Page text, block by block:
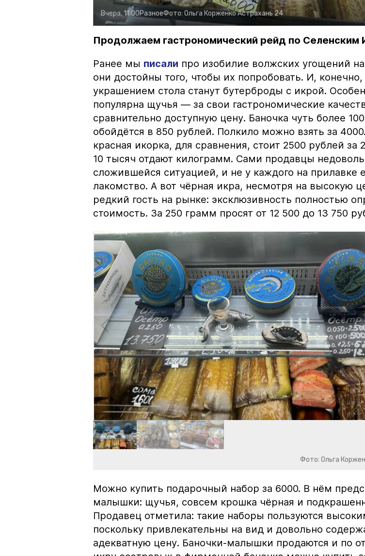
Вчера, 11:00РазноеФото: Ольга КорженкоАстрахань 24
Продолжаем гастрономический рейд по Селенским
Ранее мы писали про изобилие волжских угощений
они достойны того, чтобы их попробовать. И,
украшением стола станут бутерброды с икрой.
популярна щучья — за свои гастрономические
сравнительно доступную цену. Баночка чуть более
обойдётся в 850 рублей. Полкило можно взять за
красная икорка, для сравнения, стоит 2500 рублей за
10 тысяч отдают килограмм. Сами продавцы
сложившейся ситуацией, и не у каждого на прилавке
лакомство. А вот чёрная икра, несмотря на высокую
редкий гость на рынке: эксклюзивность полностью
стоимость. За 250 грамм просят от 12 500 до 13 750
Фото: Ольга
Можно купить подарочный набор за 6000. В нём
малышки: щучья, совсем крошка чёрная и
Продавец отметила: такие наборы пользуются
поскольку привлекательны на вид и довольно
адекватную цену. Баночки-малышки продаются и по